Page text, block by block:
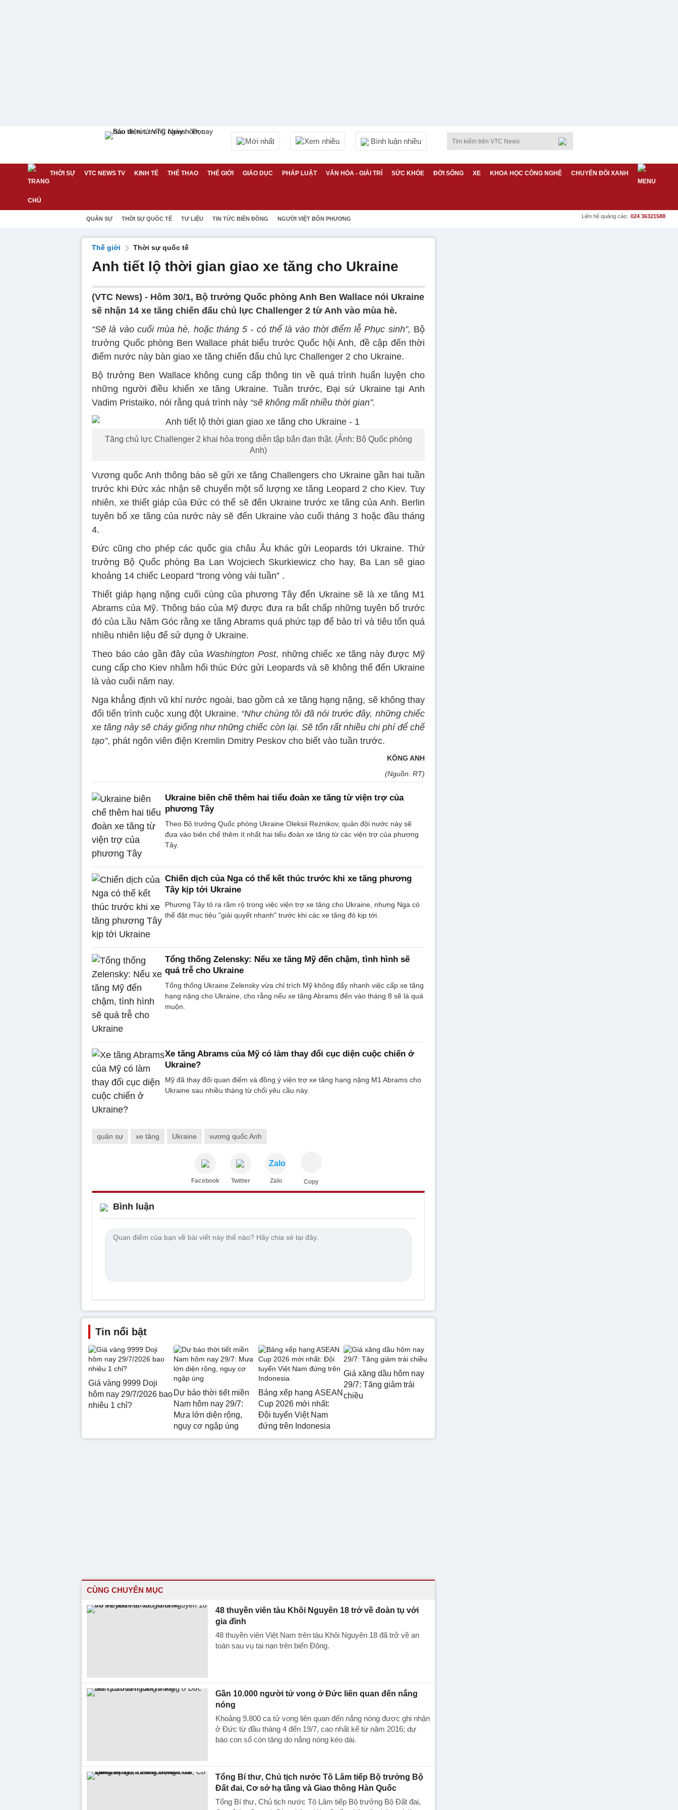
Mới nhất Xem nhiều Bình luận nhiều
THỜI SỰ VTC NEWS TV KINH TẾ THỂ THAO THẾ GIỚI GIÁO DỤC PHÁP LUẬT VĂN HÓA - GIẢI TRÍ SỨC KHỎE ĐỜI SỐNG XE KHOA HỌC CÔNG NGHỆ CHUYỂN ĐỔI XANH
QUÂN SỰ THỜI SỰ QUỐC TẾ TƯ LIỆU TIN TỨC BIỂN ĐÔNG NGƯỜI VIỆT BỐN PHƯƠNG Liên hệ quảng cáo: 024 36321588
Thế giới Thời sự quốc tế
Anh tiết lộ thời gian giao xe tăng cho Ukraine
(VTC News) - Hôm 30/1, Bộ trưởng Quốc phòng Anh Ben Wallace nói Ukraine
sẽ nhận 14 xe tăng chiến đấu chủ lực Challenger 2 từ Anh vào mùa hè.
“Sẽ là vào cuối mùa hè, hoặc tháng 5 - có thể là vào thời điểm lễ Phục sinh”, Bộ
trưởng Quốc phòng Ben Wallace phát biểu trước Quốc hội Anh, đề cập đến thời
điểm nước này bàn giao xe tăng chiến đấu chủ lực Challenger 2 cho Ukraine.
Bộ trưởng Ben Wallace không cung cấp thông tin về quá trình huấn luyện cho
những người điều khiển xe tăng Ukraine. Tuần trước, Đại sứ Ukraine tại Anh
Vadim Pristaiko, nói rằng quá trình này “sẽ không mất nhiều thời gian”.
Tăng chủ lực Challenger 2 khai hỏa trong diễn tập bắn đạn thật. (Ảnh: Bộ Quốc phòng
Anh)
Vương quốc Anh thông báo sẽ gửi xe tăng Challengers cho Ukraine gần hai tuần
trước khi Đức xác nhận sẽ chuyển một số lượng xe tăng Leopard 2 cho Kiev. Tuy
nhiên, xe thiết giáp của Đức có thể sẽ đến Ukraine trước xe tăng của Anh. Berlin
tuyên bố xe tăng của nước này sẽ đến Ukraine vào cuối tháng 3 hoặc đầu tháng
4.
Đức cũng cho phép các quốc gia châu Âu khác gửi Leopards tới Ukraine. Thứ
trưởng Bộ Quốc phòng Ba Lan Wojciech Skurkiewicz cho hay, Ba Lan sẽ giao
khoảng 14 chiếc Leopard “trong vòng vài tuần” .
Thiết giáp hạng nặng cuối cùng của phương Tây đến Ukraine sẽ là xe tăng M1
Abrams của Mỹ. Thông báo của Mỹ được đưa ra bất chấp những tuyên bố trước
đó của Lầu Năm Góc rằng xe tăng Abrams quá phức tạp để bảo trì và tiêu tốn quá
nhiều nhiên liệu để sử dụng ở Ukraine.
Theo báo cáo gần đây của Washington Post, những chiếc xe tăng này được Mỹ
cung cấp cho Kiev nhằm hối thúc Đức gửi Leopards và sẽ không thể đến Ukraine
là vào cuối năm nay.
Nga khẳng định vũ khí nước ngoài, bao gồm cả xe tăng hạng nặng, sẽ không thay
đổi tiến trình cuộc xung đột Ukraine. “Như chúng tôi đã nói trước đây, những chiếc
xe tăng này sẽ cháy giống như những chiếc còn lại. Sẽ tốn rất nhiều chi phí để chế
tạo”, phát ngôn viên điện Kremlin Dmitry Peskov cho biết vào tuần trước.
KÔNG ANH
(Nguồn: RT)
Ukraine biên chế thêm hai tiểu đoàn xe tăng từ viện trợ của
phương Tây
Theo Bộ trưởng Quốc phòng Ukraine Oleksii Reznikov, quân đội nước này sẽ
đưa vào biên chế thêm ít nhất hai tiểu đoàn xe tăng từ các viện trợ của phương
Tây.
Chiến dịch của Nga có thể kết thúc trước khi xe tăng phương
Tây kịp tới Ukraine
Phương Tây tỏ ra rầm rộ trong việc viện trợ xe tăng cho Ukraine, nhưng Nga có
thể đặt mục tiêu "giải quyết nhanh" trước khi các xe tăng đó kịp tới.
Tổng thống Zelensky: Nếu xe tăng Mỹ đến chậm, tình hình sẽ
quá trễ cho Ukraine
Tổng thống Ukraine Zelensky vừa chỉ trích Mỹ không đẩy nhanh việc cấp xe tăng
hạng nặng cho Ukraine, cho rằng nếu xe tăng Abrams đến vào tháng 8 sẽ là quá
muộn.
Xe tăng Abrams của Mỹ có làm thay đổi cục diện cuộc chiến ở
Ukraine?
Mỹ đã thay đổi quan điểm và đồng ý viện trợ xe tăng hạng nặng M1 Abrams cho
Ukraine sau nhiều tháng từ chối yêu cầu này.
quân sự xe tăng Ukraine vương quốc Anh
Facebook Twitter
Zalo
Zalo Copy
Bình luận
Tin nổi bật
Giá vàng 9999 Doji
hôm nay 29/7/2026 bao
nhiêu 1 chỉ?
Dự báo thời tiết miền
Nam hôm nay 29/7:
Mưa lớn diện rộng,
nguy cơ ngập úng
Bảng xếp hạng ASEAN
Cup 2026 mới nhất:
Đội tuyển Việt Nam
đứng trên Indonesia
Giá xăng dầu hôm nay
29/7: Tăng giảm trái
chiều
CÙNG CHUYÊN MỤC
48 thuyền viên tàu Khôi Nguyên 18 trở về đoàn tụ với
gia đình
48 thuyền viên Việt Nam trên tàu Khôi Nguyên 18 đã trở về an
toàn sau vụ tai nạn trên biển Đông.
Gần 10.000 người tử vong ở Đức liên quan đến nắng
nóng
Khoảng 9.800 ca tử vong liên quan đến nắng nóng được ghi nhận
ở Đức từ đầu tháng 4 đến 19/7, cao nhất kể từ năm 2016; dự
báo con số còn tăng do nắng nóng kéo dài.
Tổng Bí thư, Chủ tịch nước Tô Lâm tiếp Bộ trưởng Bộ
Đất đai, Cơ sở hạ tầng và Giao thông Hàn Quốc
Tổng Bí thư, Chủ tịch nước Tô Lâm tiếp Bộ trưởng Bộ Đất đai,